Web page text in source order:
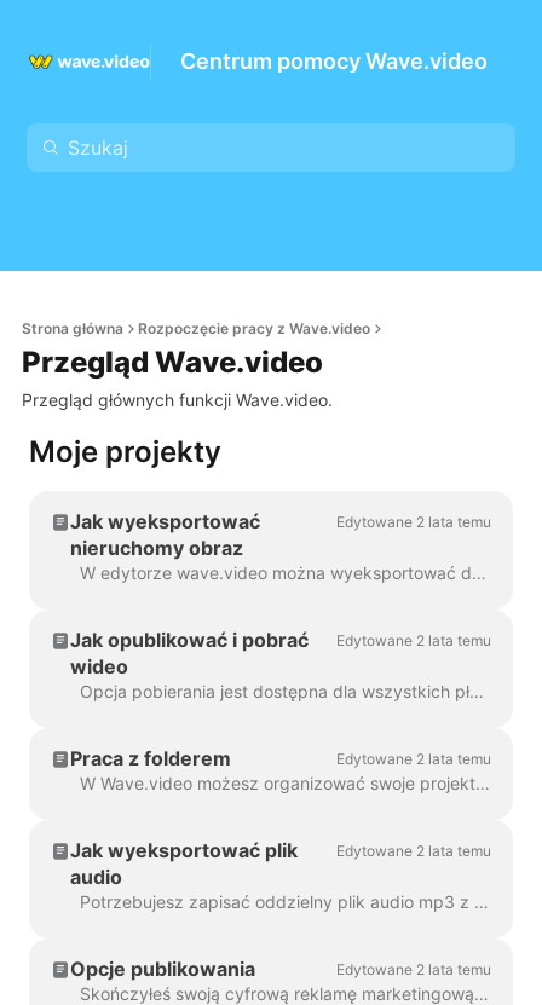
Centrum pomocy Wave.video
Strona główna Rozpoczęcie pracy z Wave.video
Przegląd Wave.video
Przegląd głównych funkcji Wave.video.
Moje projekty
Jak wyeksportować
nieruchomy obraz
Edytowane 2 lata temu
W edytorze wave.video można wyeksportować dowolną klatkę do formatu JPG, PNG lub GIF. Tylko PNG i GIF obsługują przezroczystość. Jak zacząć? Najpierw znajdź klatkę ...
Jak opublikować i pobrać
wideo
Edytowane 2 lata temu
Opcja pobierania jest dostępna dla wszystkich płacących użytkowników wave.video. Aby pobrać film, należy wykonać 2 proste kroki: Opcja A: Krok ...
Praca z folderem Edytowane 2 lata temu
W Wave.video możesz organizować swoje projekty w foldery. W ten sposób wygodniej jest przeszukiwać projekty. Aby utworzyć nowy f...
Jak wyeksportować plik
audio
Edytowane 2 lata temu
Potrzebujesz zapisać oddzielny plik audio mp3 z wideo do podcastu lub po prostu chcesz go użyć jako lektora? To proste dzięki wave.video! Po pierwsze,...
Opcje publikowania Edytowane 2 lata temu
Skończyłeś swoją cyfrową reklamę marketingową i jesteś gotowy, aby podzielić się nią ze światem. Co teraz? Czas na publikację! W Wave.video ed...